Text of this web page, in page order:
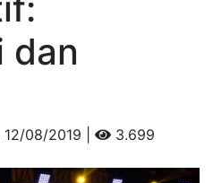
dan
12/08/2019 | 3.699